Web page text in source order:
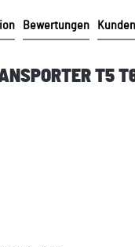
Bewertungen
T5